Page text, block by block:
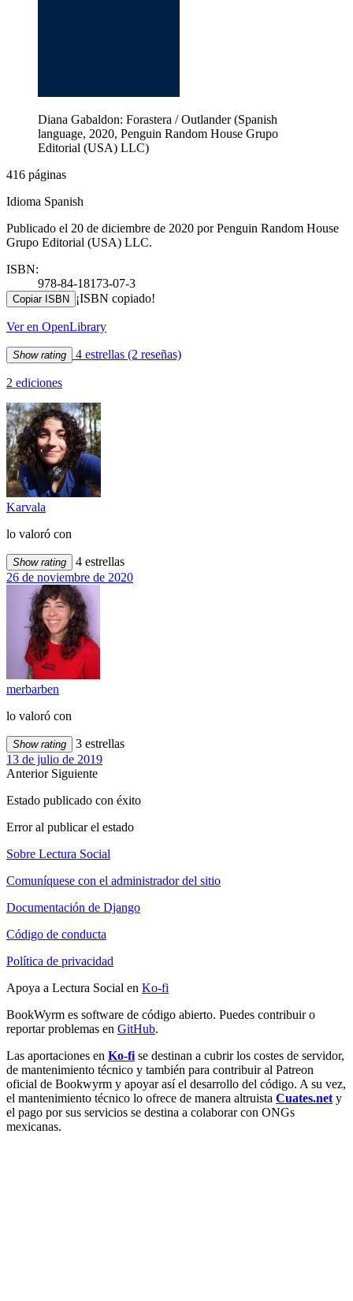
Diana Gabaldon: Forastera / Outlander (Spanish
language, 2020, Penguin Random House Grupo
Editorial (USA) LLC)
416 páginas
Idioma Spanish
Publicado el 20 de diciembre de 2020 por Penguin Random House
Grupo Editorial (USA) LLC.
ISBN:
978-84-18173-07-3
Copiar ISBN ¡ISBN copiado!
Ver en OpenLibrary
Show rating 4 estrellas (2 reseñas)
2 ediciones
Karvala
lo valoró con
Show rating
4 estrellas
26 de noviembre de 2020
merbarben
lo valoró con
Show rating
3 estrellas
13 de julio de 2019
Anterior Siguiente
Estado publicado con éxito
Error al publicar el estado
Sobre Lectura Social
Comuníquese con el administrador del sitio
Documentación de Django
Código de conducta
Política de privacidad
Apoya a Lectura Social en Ko-fi
BookWyrm es software de código abierto. Puedes contribuir o
reportar problemas en GitHub.
Las aportaciones en Ko-fi se destinan a cubrir los costes de servidor,
de mantenimiento técnico y también para contribuir al Patreon
oficial de Bookwyrm y apoyar así el desarrollo del código. A su vez,
el mantenimiento técnico lo ofrece de manera altruista Cuates.net y
el pago por sus servicios se destina a colaborar con ONGs
mexicanas.